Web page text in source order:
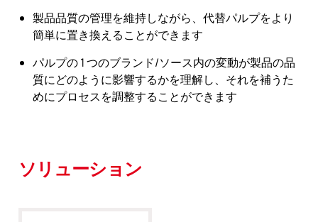
製品品質の管理を維持しながら、代替パルプをより
簡単に置き換えることができます
パルプの 1 つのブランド/ソース内の変動が製品の品
質にどのように影響するかを理解し、それを補うた
めにプロセスを調整することができます
ソリューション